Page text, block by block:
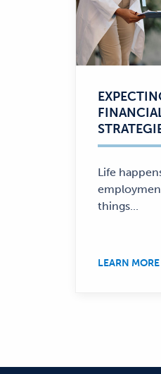
Life
things...
LEARN MORE